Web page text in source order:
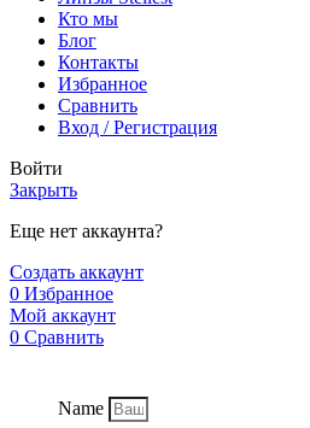
Кто мы
Блог
Контакты
Избранное
Сравнить
Вход / Регистрация
Войти
Закрыть
Еще нет аккаунта?
Создать аккаунт
0 Избранное
Мой аккаунт
0 Сравнить
Name